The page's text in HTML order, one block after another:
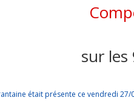
sur
était présente ce vendredi